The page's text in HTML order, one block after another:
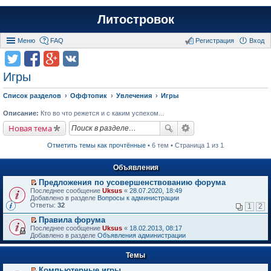
Литостровок
Меню FAQ Вход
Регистрация
Игры
Список разделов Оффтопик Увлечения Игры
Описание: Кто во что режется и с каким успехом...
Новая тема
Отметить темы как прочтённые • 6 тем • Страница 1 из 1
Объявления
П
е
р
й
т
и
к
п
в
Предложения по усовершенствованию форума
Последнее сообщение Uksus « 28.07.2020, 18:49
Добавлено в разделе Вопросы к администрации
Ответы: 32 1 2
П
е
р
е
т
и
Правила форума
Последнее сообщение Uksus « 18.02.2013, 08:17
Добавлено в разделе Объявления администрации
Темы